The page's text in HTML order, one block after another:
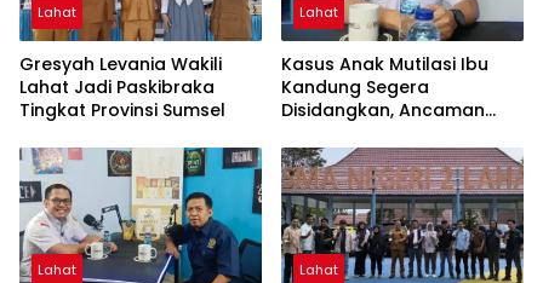
Lahat
Gresyah Levania Wakili
Lahat Jadi Paskibraka
Tingkat Provinsi Sumsel
Lahat
Kasus Anak Mutilasi Ibu
Kandung Segera
Disidangkan, Ancaman
Lahat Lahat